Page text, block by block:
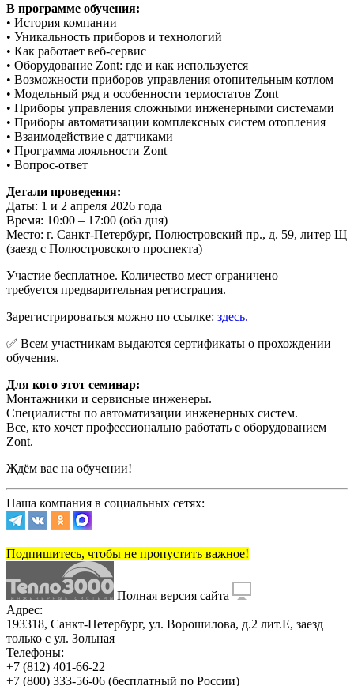
В программе обучения:
• История компании
• Уникальность приборов и технологий
• Как работает веб-сервис
• Оборудование Zont: где и как используется
• Возможности приборов управления отопительным котлом
• Модельный ряд и особенности термостатов Zont
• Приборы управления сложными инженерными системами
• Приборы автоматизации комплексных систем отопления
• Взаимодействие с датчиками
• Программа лояльности Zont
• Вопрос-ответ
Детали проведения:
Даты: 1 и 2 апреля 2026 года
Время: 10:00 – 17:00 (оба дня)
Место: г. Санкт-Петербург, Полюстровский пр., д. 59, литер Щ
(заезд с Полюстровского проспекта)
Участие бесплатное. Количество мест ограничено —
требуется предварительная регистрация.
Зарегистрироваться можно по ссылке: здесь.
✅ Всем участникам выдаются сертификаты о прохождении
обучения.
Для кого этот семинар:
Монтажники и сервисные инженеры.
Специалисты по автоматизации инженерных систем.
Все, кто хочет профессионально работать с оборудованием
Zont.
Ждём вас на обучении!
Наша компания в социальных сетях:
Подпишитесь, чтобы не пропустить важное!
Полная версия сайта
Адрес:
193318, Санкт-Петербург, ул. Ворошилова, д.2 лит.Е, заезд
только с ул. Зольная
Телефоны:
+7 (812) 401-66-22
+7 (800) 333-56-06 (бесплатный по России)